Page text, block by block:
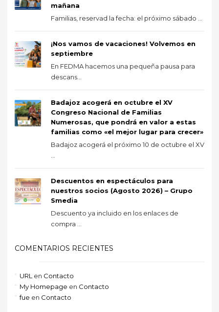
mañana
Familias, reservad la fecha: el próximo sábado ...
¡Nos vamos de vacaciones! Volvemos en
septiembre
En FEDMA hacemos una pequeña pausa para
descans...
Badajoz acogerá en octubre el XV
Congreso Nacional de Familias
Numerosas, que pondrá en valor a estas
familias como «el mejor lugar para crecer»
Badajoz acogerá el próximo 10 de octubre el XV
Descuentos en espectáculos para
nuestros socios (Agosto 2026) – Grupo
Smedia
Descuento ya incluido en los enlaces de
compra ...
COMENTARIOS RECIENTES
URL en Contacto
My Homepage en Contacto
fue en Contacto